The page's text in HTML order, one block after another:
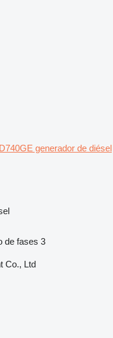
generador de diésel
de fases 3
Co., Ltd